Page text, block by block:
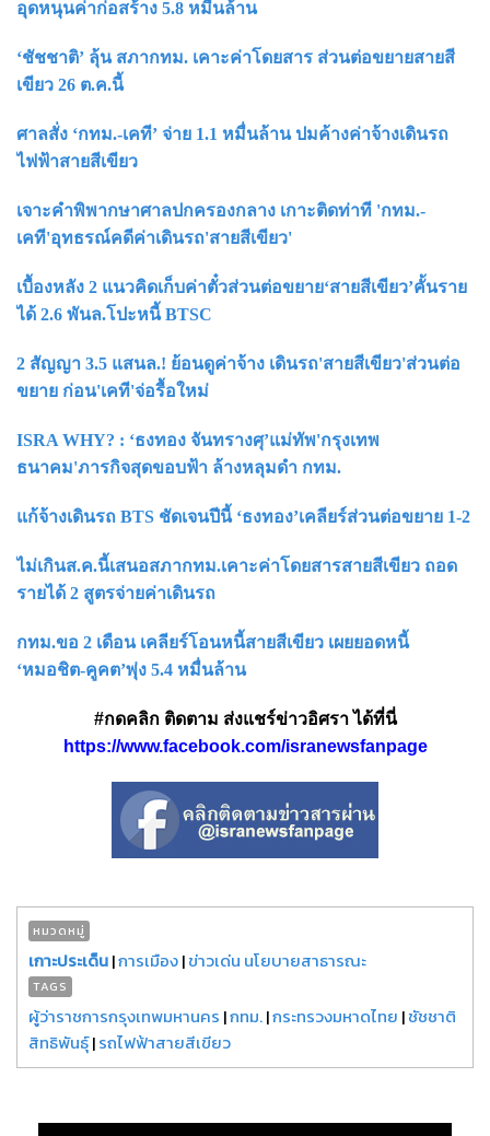
อุดหนุนค่าก่อสร้าง 5.8 หมื่นล้าน
‘ชัชชาติ’ ลุ้น สภากทม. เคาะค่าโดยสาร ส่วนต่อขยายสายสี
เขียว 26 ต.ค.นี้
ศาลสั่ง ‘กทม.-เคที’ จ่าย 1.1 หมื่นล้าน ปมค้างค่าจ้างเดินรถ
ไฟฟ้าสายสีเขียว
เจาะคำพิพากษาศาลปกครองกลาง เกาะติดท่าที 'กทม.-
เคที'อุทธรณ์คดีค่าเดินรถ'สายสีเขียว'
เบื้องหลัง 2 แนวคิดเก็บค่าตั๋วส่วนต่อขยาย‘สายสีเขียว’คั้นราย
ได้ 2.6 พันล.โปะหนี้ BTSC
2 สัญญา 3.5 แสนล.! ย้อนดูค่าจ้าง เดินรถ'สายสีเขียว'ส่วนต่อ
ขยาย ก่อน'เคที'จ่อรื้อใหม่
ISRA WHY? : ‘ธงทอง จันทรางศุ’แม่ทัพ'กรุงเทพ
ธนาคม'ภารกิจสุดขอบฟ้า ล้างหลุมดำ กทม.
แก้จ้างเดินรถ BTS ชัดเจนปีนี้ ‘ธงทอง’เคลียร์ส่วนต่อขยาย 1-2
ไม่เกินส.ค.นี้เสนอสภากทม.เคาะค่าโดยสารสายสีเขียว ถอด
รายได้ 2 สูตรจ่ายค่าเดินรถ
กทม.ขอ 2 เดือน เคลียร์โอนหนี้สายสีเขียว เผยยอดหนี้
‘หมอชิต-คูคต’พุ่ง 5.4 หมื่นล้าน
#กดคลิก ติดตาม ส่งแชร์ข่าวอิศรา ได้ที่นี่
https://www.facebook.com/isranewsfanpage
หมวดหมู่
เกาะประเด็น|การเมือง|ข่าวเด่น นโยบายสาธารณะ
TAGS
ผู้ว่าราชการกรุงเทพมหานคร |กทม.|กระทรวงมหาดไทย |ชัชชาติ
สิทธิพันธุ์|รถไฟฟ้าสายสีเขียว